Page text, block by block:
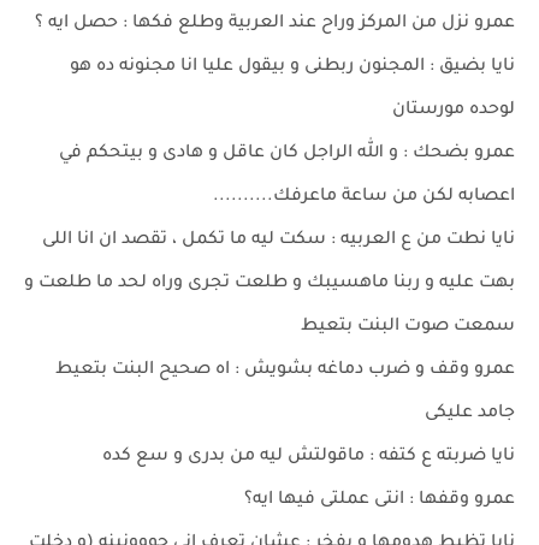
عمرو نزل من المركز وراح عند العربية وطلع فكها : حصل ايه ؟
نايا بضيق : المجنون ربطنى و بيقول عليا انا مجنونه ده هو
لوحده مورستان
عمرو بضحك : و الله الراجل كان عاقل و هادى و بيتحكم في
اعصابه لكن من ساعة ماعرفك..........
نايا نطت من ع العربيه : سكت ليه ما تكمل ، تقصد ان انا اللى
بهت عليه و ربنا ماهسيبك و طلعت تجرى وراه لحد ما طلعت و
سمعت صوت البنت بتعيط
عمرو وقف و ضرب دماغه بشويش : اه صحيح البنت بتعيط
جامد عليكى
نايا ضربته ع كتفه : ماقولتش ليه من بدرى و سع كده
عمرو وقفها : انتى عملتى فيها ايه؟